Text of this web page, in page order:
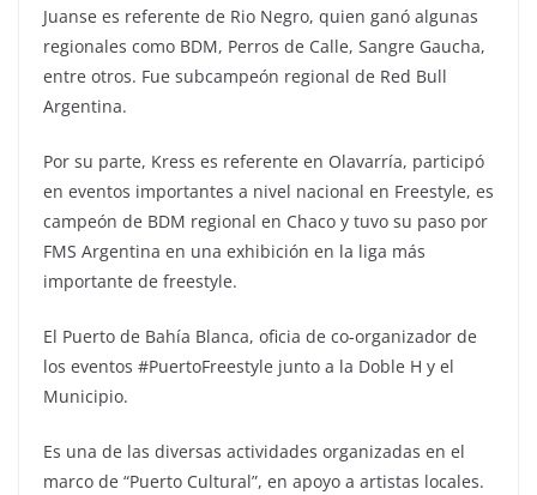
Juanse es referente de Rio Negro, quien ganó algunas
regionales como BDM, Perros de Calle, Sangre Gaucha,
entre otros. Fue subcampeón regional de Red Bull
Argentina.
Por su parte, Kress es referente en Olavarría, participó
en eventos importantes a nivel nacional en Freestyle, es
campeón de BDM regional en Chaco y tuvo su paso por
FMS Argentina en una exhibición en la liga más
importante de freestyle.
El Puerto de Bahía Blanca, oficia de co-organizador de
los eventos #PuertoFreestyle junto a la Doble H y el
Municipio.
Es una de las diversas actividades organizadas en el
marco de “Puerto Cultural”, en apoyo a artistas locales.